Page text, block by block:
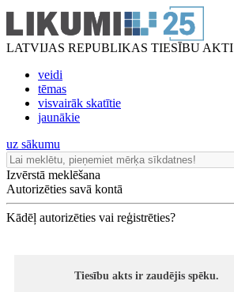
LATVIJAS REPUBLIKAS TIESĪBU AKTI
veidi
tēmas
visvairāk skatītie
jaunākie
uz sākumu
Izvērstā meklēšana
Autorizēties savā kontā
Kādēļ autorizēties vai reģistrēties?
Tiesību akts ir zaudējis spēku.